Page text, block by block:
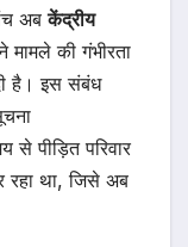
अबकेंद्रीय
मामले की गंभीरता
है। इस संबंध
से पीड़ित परिवार
रहा था, जिसे अब